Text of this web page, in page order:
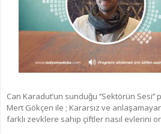
Can Karadut’un sunduğu ‘’Sektörün
Mert Gökçen ile ; Kararsız ve
farklı zevklere sahip çiftler nasıl evlerini